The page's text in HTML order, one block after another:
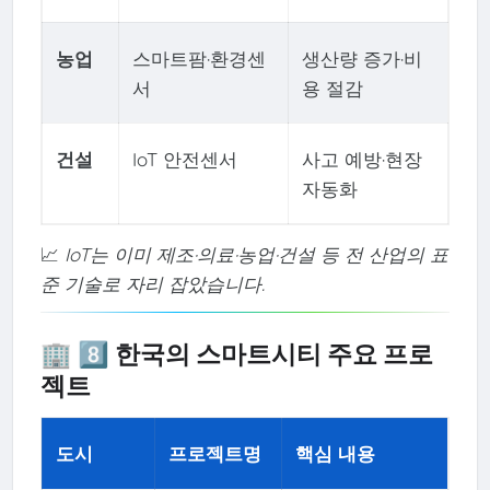
농업
스마트팜·환경센
서
생산량 증가·비
용 절감
건설 IoT 안전센서
사고 예방·현장
자동화
📈 IoT는 이미 제조·의료·농업·건설 등 전 산업의 표
준 기술로 자리 잡았습니다.
🏢 8️⃣ 한국의 스마트시티 주요 프로
젝트
도시 프로젝트명 핵심 내용